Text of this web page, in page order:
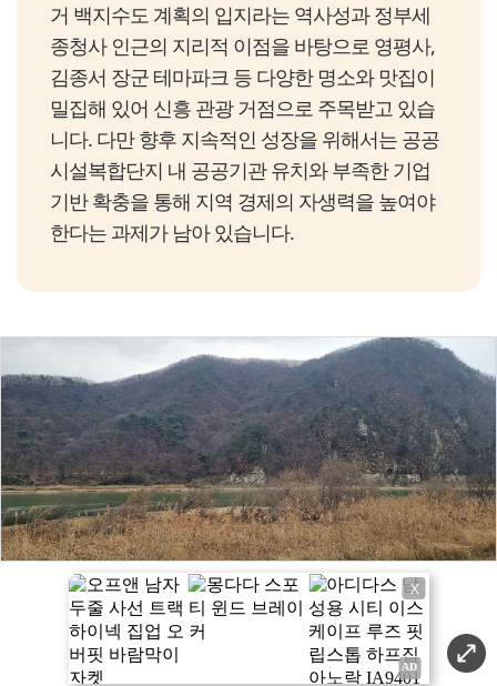
거 백지수도 계획의 입지라는 역사성과 정부세
종청사 인근의 지리적 이점을 바탕으로 영평사,
김종서 장군 테마파크 등 다양한 명소와 맛집이
밀집해 있어 신흥 관광 거점으로 주목받고 있습
니다. 다만 향후 지속적인 성장을 위해서는 공공
시설복합단지 내 공공기관 유치와 부족한 기업
기반 확충을 통해 지역 경제의 자생력을 높여야
한다는 과제가 남아 있습니다.
X